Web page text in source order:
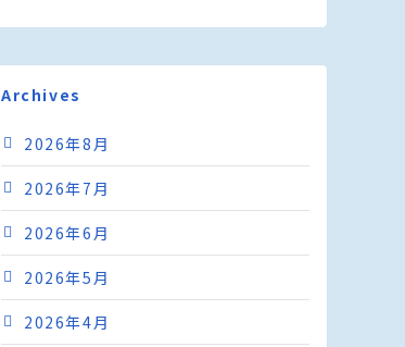
Archives
2026年8月
2026年7月
2026年6月
2026年5月
2026年4月